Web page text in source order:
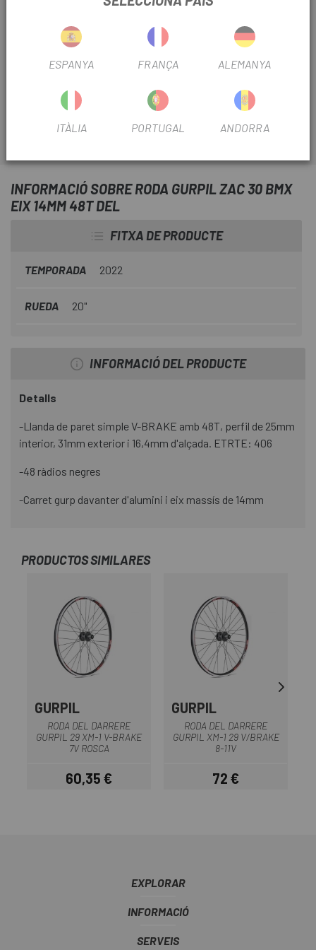
millorar la teva bici, aquesta vegada portem laRoda
Gurpil Zac 30 Bmx Eix 14Mm 48T Del
INFORMACIÓ SOBRE RODA GURPIL ZAC 30 BMX
EIX 14MM 48T DEL
FITXA DE PRODUCTE
TEMPORADA 2022
RUEDA 20"
INFORMACIÓ DEL PRODUCTE
Detalls
-Llanda de paret simple V-BRAKE amb 48T, perfil de 25mm
interior, 31mm exterior i 16,4mm d'alçada. ETRTE: 406
-48 ràdios negres
-Carret gurp davanter d'alumini i eix massís de 14mm
PRODUCTOS SIMILARES
GURPIL
RODA DEL DARRERE
GURPIL 29 XM-1 V-BRAKE
7V ROSCA
Preu
60,35 €
GURPIL
RODA DEL DARRERE
GURPIL XM-1 29 V/BRAKE
8-11V
Preu
72 €
EXPLORAR
INFORMACIÓ
SERVEIS
ESPANYA FRANÇA ALEMANYA
ITÀLIA PORTUGAL ANDORRA